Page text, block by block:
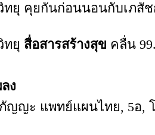
ยุ คุยกันก่อนนอนกับเภสั
ทยุ สื่อสารสร้างสุข คลื่น
ง
ญญะ แพทย์แผนไทย, 5อ,